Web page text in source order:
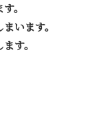
。
います。
す。